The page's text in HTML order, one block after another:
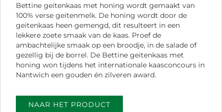
Bettine geitenkaas met honing wordt gemaakt van
100% verse geitenmelk. De honing wordt door de
geitenkaas heen gemengd, dit resulteert in een
lekkere zoete smaak van de kaas. Proef de
ambachtelijke smaak op een broodje, in de salade of
gezellig bij de borrel. De Bettine geitenkaas met
honing won tijdens het internationale kaasconcours in
Nantwich een gouden én zilveren award.
NAAR HET PRODUCT